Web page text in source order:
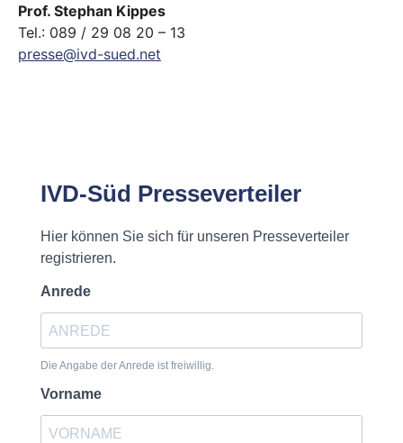
Prof. Stephan Kippes
Tel.: 089 / 29 08 20 – 13
presse@ivd-sued.net